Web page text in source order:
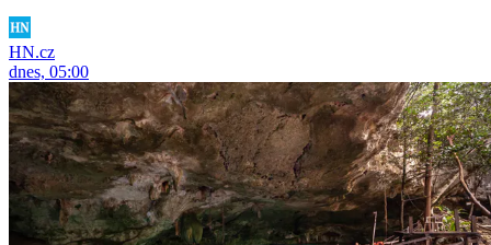
HN.cz
dnes, 05:00